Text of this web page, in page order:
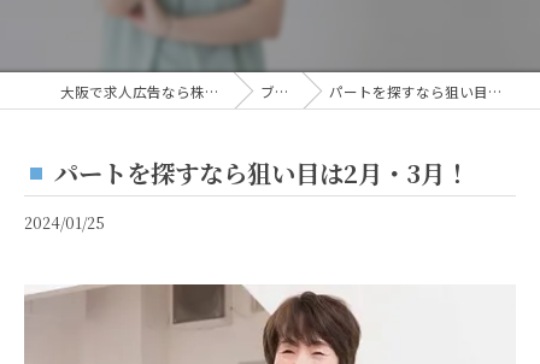
大阪で求人広告なら株式会社AOA ブログ パートを探すなら狙い目は2月・3月！
パートを探すなら狙い目は2月・3月！
2024/01/25